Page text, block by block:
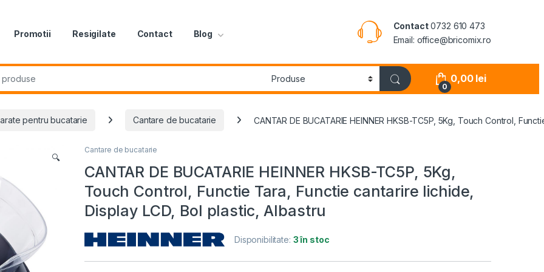
Promotii Resigilate Contact Blog
Contact0732 610 473
Email: office@bricomix.ro
0
0,00 lei
pentru bucatarie Cantare de bucatarie CANTAR DE BUCATARIE HEINNER HKSB-TC5P, 5Kg, Touch Control,
🔍
Cantare de bucatarie
CANTAR DE BUCATARIE HEINNER HKSB-TC5P, 5Kg,
Touch Control, Functie Tara, Functie cantarire lichide,
Display LCD, Bol plastic, Albastru
Disponibilitate: 3 în stoc